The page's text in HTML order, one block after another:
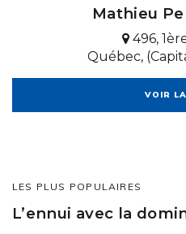
Mathieu
496,
Québec,
VOIR
LES PLUS POPULAIRES
L’ennui avec la